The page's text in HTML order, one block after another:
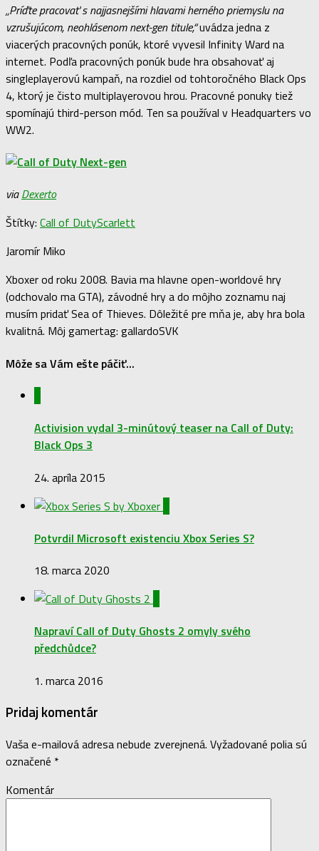
„Príďte pracovať s najjasnejšími hlavami herného priemyslu na
vzrušujúcom, neohlásenom next-gen titule,“uvádza jedna z
viacerých pracovných ponúk, ktoré vyvesil Infinity Ward na
internet. Podľa pracovných ponúk bude hra obsahovať aj
singleplayerovú kampaň, na rozdiel od tohtoročného Black Ops
4, ktorý je čisto multiplayerovou hrou. Pracovné ponuky tiež
spomínajú third-person mód. Ten sa používal v Headquarters vo
WW2.
viaDexerto
Štítky: Call of DutyScarlett
Jaromír Miko
Xboxer od roku 2008. Bavia ma hlavne open-worldové hry
(odchovalo ma GTA), závodné hry a do môjho zoznamu naj
musím pridať Sea of Thieves. Dôležité pre mňa je, aby hra bola
kvalitná. Môj gamertag: gallardoSVK
Môže sa Vám ešte páčiť...
Activision vydal 3-minútový teaser na Call of Duty:
Black Ops 3
24. apríla 2015
Potvrdil Microsoft existenciu Xbox Series S?
18. marca 2020
Napraví Call of Duty Ghosts 2 omyly svého
předchůdce?
1. marca 2016
Pridaj komentár
Vaša e-mailová adresa nebude zverejnená. Vyžadované polia sú
označené *
Komentár